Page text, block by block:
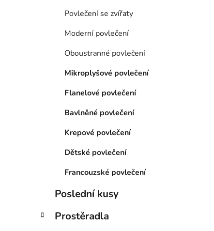
Povlečení se zvířaty
Moderní povlečení
Oboustranné povlečení
Mikroplyšové povlečení
Flanelové povlečení
Bavlněné povlečení
Krepové povlečení
Dětské povlečení
Francouzské povlečení
Poslední kusy
Prostěradla